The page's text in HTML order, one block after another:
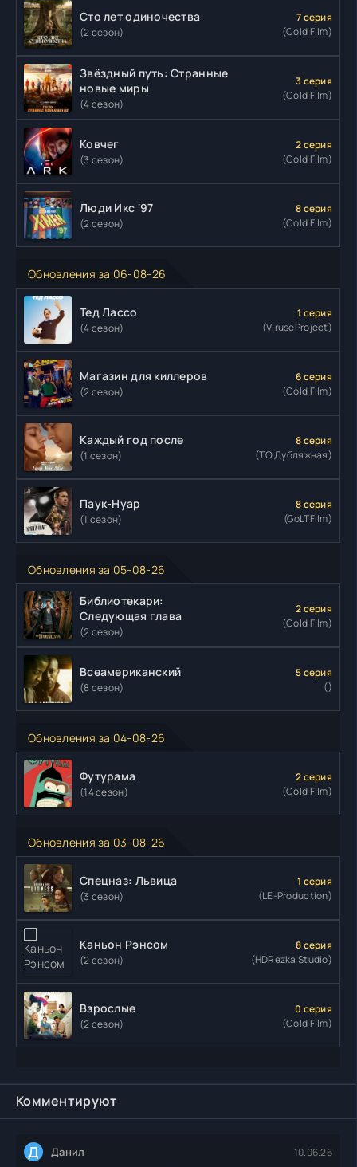
Сто лет одиночества
(2 сезон)
7 серия
(Cold Film)
Звёздный путь: Странные
новые миры
(4 сезон)
3 серия
(Cold Film)
Ковчег
(3 сезон)
2 серия
(Cold Film)
Люди Икс '97
(2 сезон)
8 серия
(Cold Film)
Обновления за 06-08-26
Тед Лассо
(4 сезон)
1 серия
(ViruseProject)
Магазин для киллеров
(2 сезон)
6 серия
(Cold Film)
Каждый год после
(1 сезон)
8 серия
(ТО Дубляжная)
Паук-Нуар
(1 сезон)
8 серия
(GoLTFilm)
Обновления за 05-08-26
Библиотекари:
Следующая глава
(2 сезон)
2 серия
(Cold Film)
Всеамериканский
(8 сезон)
5 серия
()
Обновления за 04-08-26
Футурама
(14 сезон)
2 серия
(Cold Film)
Обновления за 03-08-26
Спецназ: Львица
(3 сезон)
1 серия
(LE-Production)
Каньон Рэнсом
(2 сезон)
8 серия
(HDRezka Studio)
Взрослые
(2 сезон)
0 серия
(Cold Film)
Комментируют
Д Данил 10.06.26